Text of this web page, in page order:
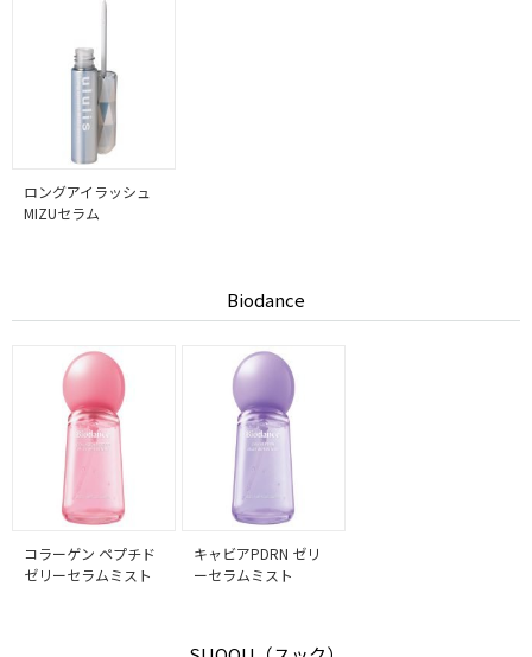
ロングアイラッシュ
MIZUセラム
Biodance
コラーゲン ペプチド
ゼリーセラムミスト
キャビアPDRN ゼリ
ーセラムミスト